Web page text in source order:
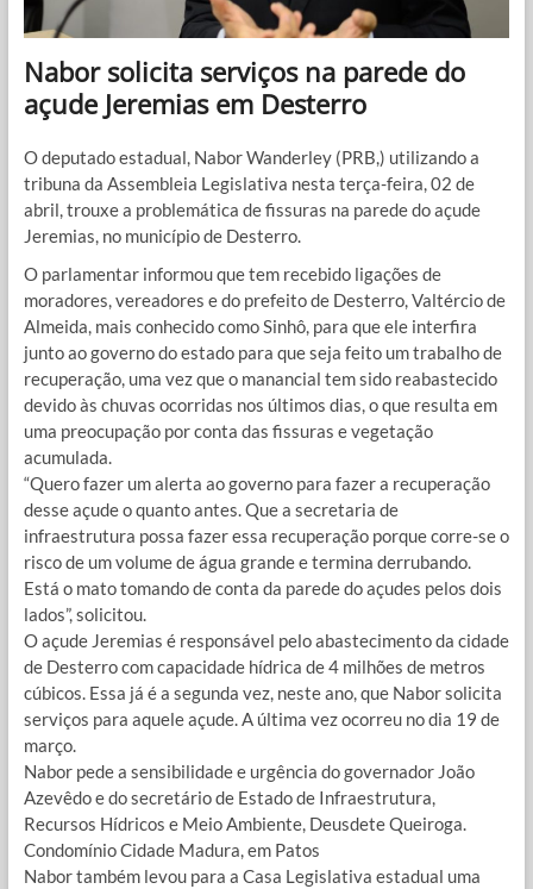
Nabor solicita serviços na parede do
açude Jeremias em Desterro
O deputado estadual, Nabor Wanderley (PRB,) utilizando a
tribuna da Assembleia Legislativa nesta terça-feira, 02 de
abril, trouxe a problemática de fissuras na parede do açude
Jeremias, no município de Desterro.
O parlamentar informou que tem recebido ligações de
moradores, vereadores e do prefeito de Desterro, Valtércio de
Almeida, mais conhecido como Sinhô, para que ele interfira
junto ao governo do estado para que seja feito um trabalho de
recuperação, uma vez que o manancial tem sido reabastecido
devido às chuvas ocorridas nos últimos dias, o que resulta em
uma preocupação por conta das fissuras e vegetação
acumulada.
“Quero fazer um alerta ao governo para fazer a recuperação
desse açude o quanto antes. Que a secretaria de
infraestrutura possa fazer essa recuperação porque corre-se o
risco de um volume de água grande e termina derrubando.
Está o mato tomando de conta da parede do açudes pelos dois
lados”, solicitou.
O açude Jeremias é responsável pelo abastecimento da cidade
de Desterro com capacidade hídrica de 4 milhões de metros
cúbicos. Essa já é a segunda vez, neste ano, que Nabor solicita
serviços para aquele açude. A última vez ocorreu no dia 19 de
março.
Nabor pede a sensibilidade e urgência do governador João
Azevêdo e do secretário de Estado de Infraestrutura,
Recursos Hídricos e Meio Ambiente, Deusdete Queiroga.
Condomínio Cidade Madura, em Patos
Nabor também levou para a Casa Legislativa estadual uma